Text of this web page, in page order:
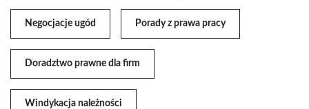
Negocjacje ugód Porady z prawa pracy
Doradztwo prawne dla firm
Windykacja należności